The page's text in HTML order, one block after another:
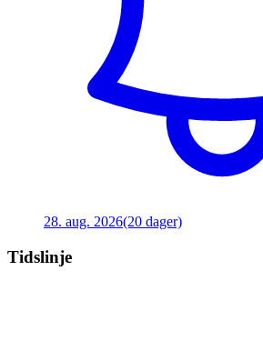
28. aug. 2026(20 dager)
Tidslinje